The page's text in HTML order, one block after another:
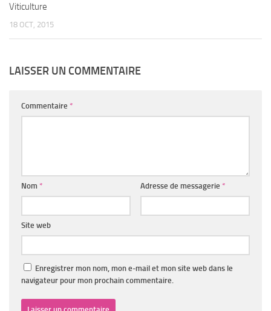
Viticulture
18 OCT, 2015
LAISSER UN COMMENTAIRE
Commentaire *
Nom * Adresse de messagerie *
Site web
Enregistrer mon nom, mon e-mail et mon site web dans le
navigateur pour mon prochain commentaire.